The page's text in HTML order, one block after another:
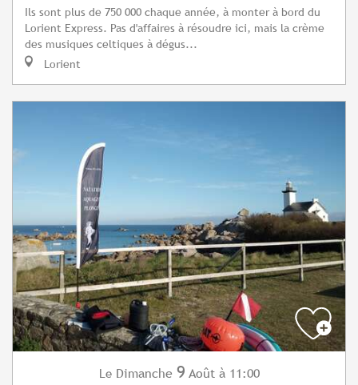
Ils sont plus de 750 000 chaque année, à monter à bord du
Lorient Express. Pas d'affaires à résoudre ici, mais la crème
des musiques celtiques à dégus...
Lorient
Le Dimanche 9 Août à 11:00